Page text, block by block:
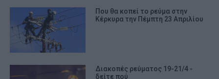
Που θα κοπεί το ρεύμα στην
Κέρκυρα την Πέμπτη 23 Απριλίου
Διακοπές ρεύματος 19-21/4 -
δείτε πού